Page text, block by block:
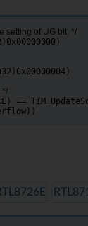
setting of UG bit. */
*/
==